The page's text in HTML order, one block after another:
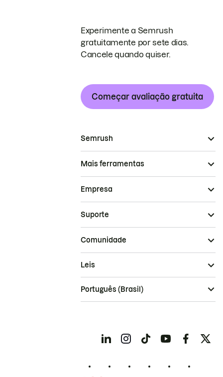
Experimente a Semrush
gratuitamente por sete dias.
Cancele quando quiser.
Começar avaliação gratuita
Semrush
Mais ferramentas
Empresa
Suporte
Comunidade
Leis
Português (Brasil)